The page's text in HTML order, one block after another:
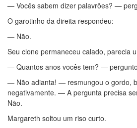
— Vocês sabem dizer palavrões? —
O garotinho da direita respondeu:
— Não.
Seu clone permaneceu calado, parecia
— Quantos anos vocês tem? —
— Não adianta! — resmungou o gordo,
negativamente. — A pergunta precisa
Não.
Margareth soltou um riso curto.